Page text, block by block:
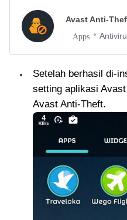
Avast Anti-
Apps
Setelah berhasil di-
setting aplikasi
Avast Anti-Theft.